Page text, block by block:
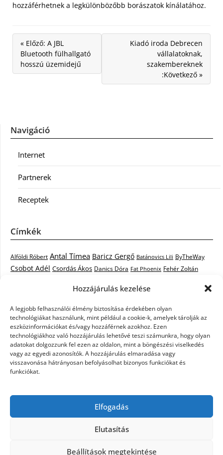
Hozzájárulás kezelése
A legjobb felhasználói élmény biztosítása érdekében olyan
technológiákat használunk, mint például a cookie-k, amelyek tárolják az
eszközinformációkat és/vagy hozzáférnek azokhoz. Ezen
technológiákhoz való hozzájárulás lehetővé teszi számunkra, hogy olyan
adatokat dolgozzunk fel ezen az oldalon, mint a böngészési viselkedés
vagy az egyedi azonosítók. A hozzájárulás elmaradása vagy
visszavonása hátrányosan befolyásolhat bizonyos funkciókat és
funkciókat.
Elfogadás
Elutasítás
Beállítások megtekintése
hozzáférhetnek a legkülönbözőbb borászatok kínálatához.
« Előző: A JBL
Bluetooth fülhallgató
hosszú üzemidejű
Kiadó iroda Debrecen
vállalatoknak,
szakembereknek
:Következő »
Navigáció
Internet
Partnerek
Receptek
Címkék
Alföldi Róbert Antal Tímea Baricz Gergő Batánovics Lili ByTheWay
Csobot Adél Csordás Ákos Danics Dóra Fat Phoenix Fehér Zoltán
Kovács László Stone
Krasznai Tünde Like LiL C. Malek Miklós mentor Muri Enikő
Nagy Feró Oláh Gergő Péterffy Lili Rocktenors RTL Klub
Cowell Szabó Dávid Szabó Ádám Szikora Róbert Takács Nikolas
Tarány Tamás Tóth Gabi Vastag Csaba Vastag Tamás
Kati X-factor X-FaktorX-Faktor videók
X-Faktor válogatásx faktor döntő Zámbó
©2026 X-Faktor Magyarországon 2014 – hírek –